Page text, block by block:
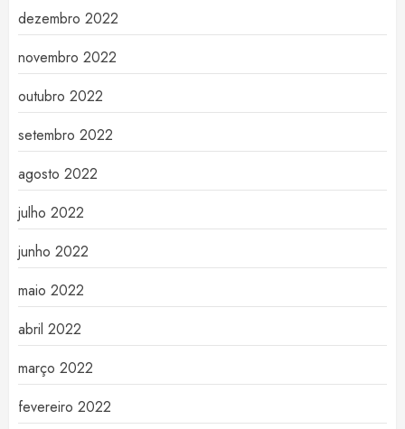
dezembro 2022
novembro 2022
outubro 2022
setembro 2022
agosto 2022
julho 2022
junho 2022
maio 2022
abril 2022
março 2022
fevereiro 2022